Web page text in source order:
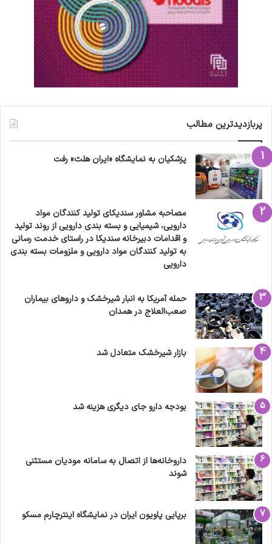
پربازدیدترین مطالب
پزشکیان به نمایشگاه «ایران هلث» رفت
مصاحبه مشاور سندیکای تولید کنندگان مواد
دارویی، شیمیایی و بسته بندی دارویی از روند تولید
و اقدامات دبیرخانه سندیکا در راستای خدمت رسانی
به تولید کنندگان مواد دارویی و ملزومات بسته بندی
دارویی
حمله آمریکا به انبار شیرخشک و داروهای بیماران
صعب‌العلاج در همدان
بازار شیرخشک متعادل شد
بودجه دارو جای دیگری هزینه شد
داروخانه‌ها از اتصال به سامانه مودیان مستثنی
شوند
برپایی پاویون ایران در نمایشگاه اینترچارم مسکو